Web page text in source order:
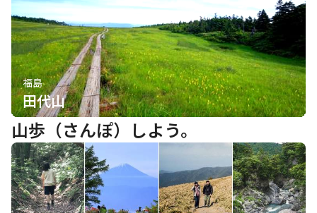
福島
田代山
山歩（さんぽ）しよう。